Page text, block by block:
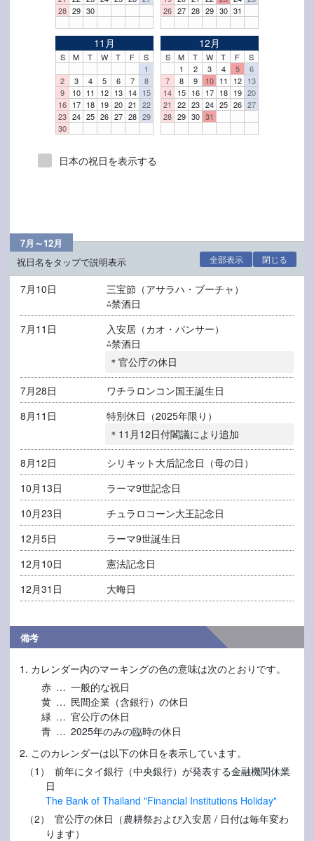
28 29 30
26 27 28 29 30 31
11月
S M T W T F
S
1
2
3 4 5 6 7
8
9
10 11 12 13 14 15
16 17 18 19 20 21
22
23 24 25 26 27 28 29
30
12月
S M T W T F
S
1
2 3 4 5
6
7
8 9 10 11 12 13
14 15 16 17 18 19 20
21
22 23 24 25 26 27
28 29 30 31
日本の祝日を表示する
7月～12月
祝日名をタップで説明表示
全部表示 閉じる
7月10日
三宝節（アサラハ・ブーチャ）
⁂禁酒日
7月11日
入安居（カオ・パンサー）
⁂禁酒日
＊官公庁の休日
7月28日
ワチラロンコン国王誕生日
8月11日
特別休日（2025年限り）
＊11月12日付閣議により追加
8月12日
シリキット大后記念日（母の日）
10月13日
ラーマ9世記念日
10月23日
チュラロコーン大王記念日
12月5日
ラーマ9世誕生日
12月10日
憲法記念日
12月31日
大晦日
備考
カレンダー内のマーキングの色の意味は次のとおりです。
赤 … 一般的な祝日
黄 … 民間企業（含銀行）の休日
緑 … 官公庁の休日
青 … 2025年のみの臨時の休日
このカレンダーは以下の休日を表示しています。
（1） 前年にタイ銀行（中央銀行）が発表する金融機関休業
日
The Bank of Thailand "Financial Institutions Holiday"
（2） 官公庁の休日（農耕祭および入安居 / 日付は毎年変わ
ります）